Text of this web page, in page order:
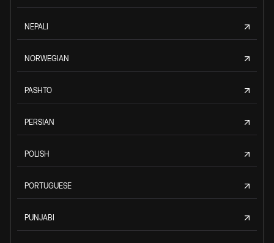
NEPALI
NORWEGIAN
PASHTO
PERSIAN
POLISH
PORTUGUESE
PUNJABI